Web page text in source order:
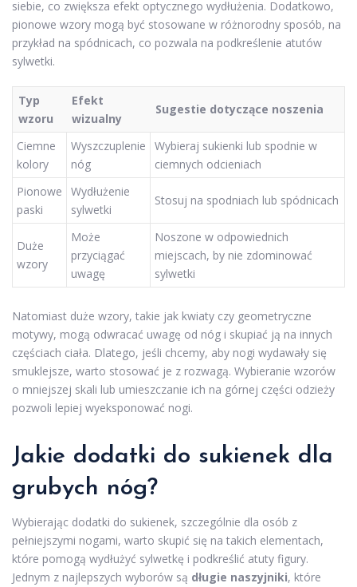
siebie, co zwiększa efekt optycznego wydłużenia. Dodatkowo,
pionowe wzory mogą być stosowane w różnorodny sposób, na
przykład na spódnicach, co pozwala na podkreślenie atutów
sylwetki.
Typ
wzoru
Efekt
wizualny
Sugestie dotyczące noszenia
Ciemne
kolory
Wyszczuplenie
nóg
Wybieraj sukienki lub spodnie w
ciemnych odcieniach
Pionowe
paski
Wydłużenie
sylwetki
Stosuj na spodniach lub spódnicach
Duże
wzory
Może
przyciągać
uwagę
Noszone w odpowiednich
miejscach, by nie zdominować
sylwetki
Natomiast duże wzory, takie jak kwiaty czy geometryczne
motywy, mogą odwracać uwagę od nóg i skupiać ją na innych
częściach ciała. Dlatego, jeśli chcemy, aby nogi wydawały się
smuklejsze, warto stosować je z rozwagą. Wybieranie wzorów
o mniejszej skali lub umieszczanie ich na górnej części odzieży
pozwoli lepiej wyeksponować nogi.
Jakie dodatki do sukienek dla
grubych nóg?
Wybierając dodatki do sukienek, szczególnie dla osób z
pełniejszymi nogami, warto skupić się na takich elementach,
które pomogą wydłużyć sylwetkę i podkreślić atuty figury.
Jednym z najlepszych wyborów są długie naszyjniki, które